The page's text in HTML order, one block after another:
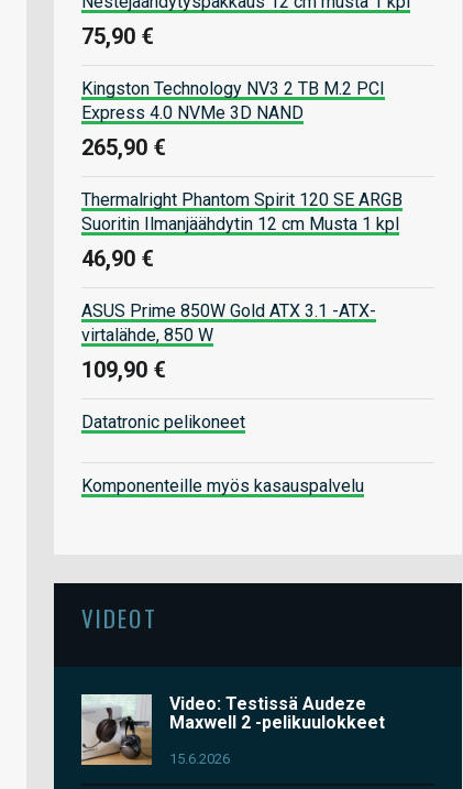
75,90 €
Kingston Technology NV3 2 TB M.2 PCI
Express 4.0 NVMe 3D NAND
265,90 €
Thermalright Phantom Spirit 120 SE ARGB
Suoritin Ilmanjäähdytin 12 cm Musta 1 kpl
46,90 €
ASUS Prime 850W Gold ATX 3.1 -ATX-
virtalähde, 850 W
109,90 €
Datatronic pelikoneet
Komponenteille myös kasauspalvelu
VIDEOT
Video: Testissä Audeze
Maxwell 2 -pelikuulokkeet
15.6.2026